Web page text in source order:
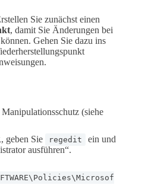
Sie zunächst einen
, damit Sie Änderungen bei
Gehen Sie dazu ins
(siehe
, geben Sie regedit
ein und
ausführen“.